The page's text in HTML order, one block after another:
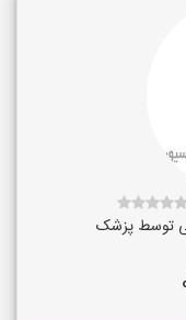
توسط پزشک